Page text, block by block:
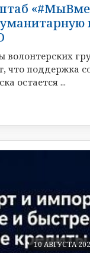
волонтерских
что поддержка
остается ...
10 АВГУСТА